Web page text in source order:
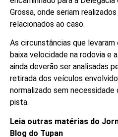
Grossa, onde seriam
relacionados ao caso.
As circunstâncias que
baixa velocidade na rodovia e
ainda deverão ser analisadas
retirada dos veículos
normalizado sem
pista.
Leia outras matérias do
Blog do Tupan